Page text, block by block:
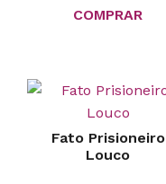
COMPRAR
Fato Prisioneiro
Louco